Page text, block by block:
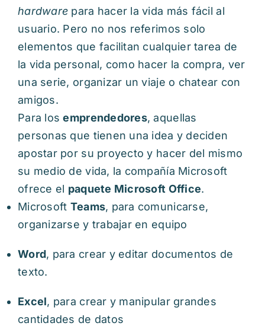
hardware para hacer la vida más fácil al
usuario. Pero no nos referimos solo
elementos que facilitan cualquier tarea de
la vida personal, como hacer la compra, ver
una serie, organizar un viaje o chatear con
amigos.
Para losemprendedores, aquellas
personas que tienen una idea y deciden
apostar por su proyecto y hacer del mismo
su medio de vida, la compañía Microsoft
ofrece el paquete Microsoft Office.
Microsoft Teams, para comunicarse,
organizarse y trabajar en equipo
Word, para crear y editar documentos de
texto.
Excel, para crear y manipular grandes
cantidades de datos